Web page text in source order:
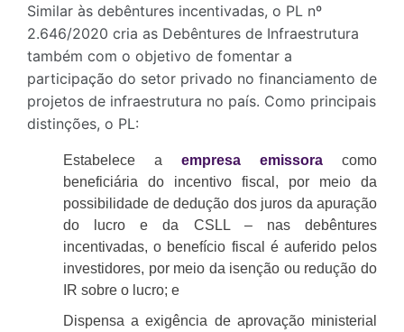
Similar às debêntures incentivadas, o PL nº
2.646/2020 cria as Debêntures de Infraestrutura
também com o objetivo de fomentar a
participação do setor privado no financiamento de
projetos de infraestrutura no país. Como principais
distinções, o PL:
Estabelece a empresa emissora como
beneficiária do incentivo fiscal, por meio da
possibilidade de dedução dos juros da apuração
do lucro e da CSLL – nas debêntures
incentivadas, o benefício fiscal é auferido pelos
investidores, por meio da isenção ou redução do
IR sobre o lucro; e
Dispensa a exigência de aprovação ministerial